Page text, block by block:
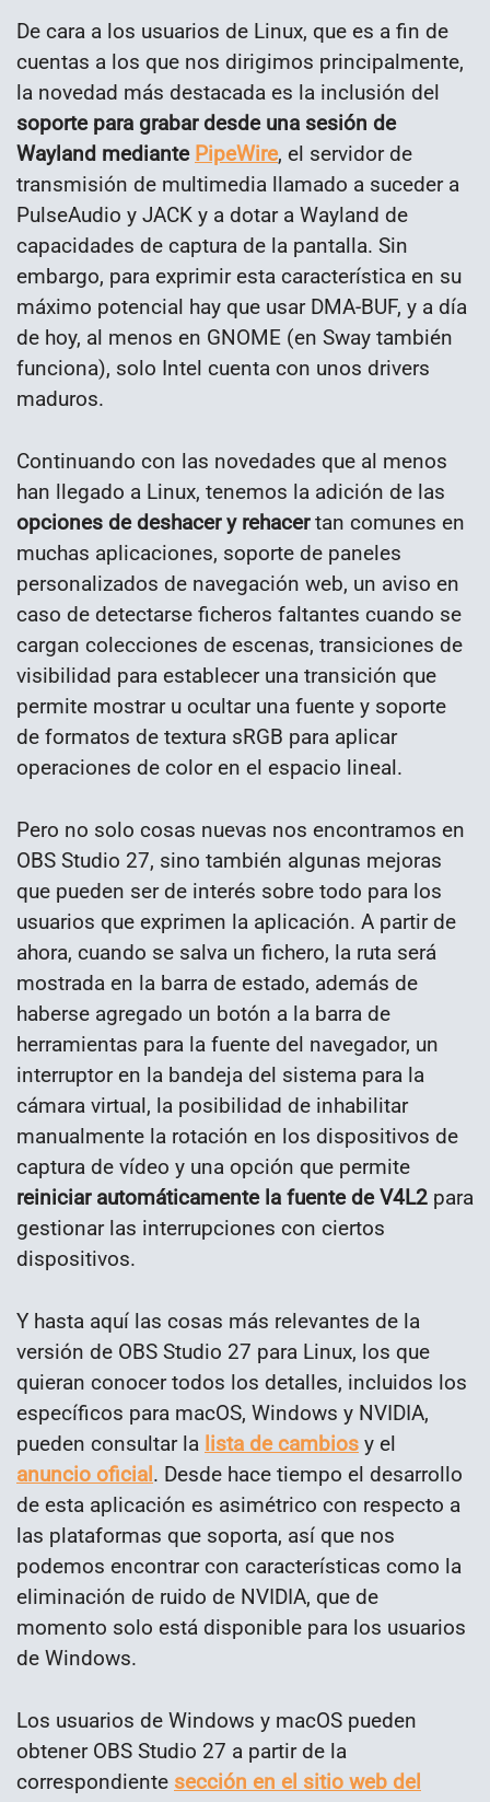
De cara a los usuarios de Linux, que es a fin de
cuentas a los que nos dirigimos principalmente,
la novedad más destacada es la inclusión del
soporte para grabar desde una sesión de
Wayland mediante PipeWire, el servidor de
transmisión de multimedia llamado a suceder a
PulseAudio y JACK y a dotar a Wayland de
capacidades de captura de la pantalla. Sin
embargo, para exprimir esta característica en su
máximo potencial hay que usar DMA-BUF, y a día
de hoy, al menos en GNOME (en Sway también
funciona), solo Intel cuenta con unos drivers
maduros.
Continuando con las novedades que al menos
han llegado a Linux, tenemos la adición de las
opciones de deshacer y rehacertan comunes en
muchas aplicaciones, soporte de paneles
personalizados de navegación web, un aviso en
caso de detectarse ficheros faltantes cuando se
cargan colecciones de escenas, transiciones de
visibilidad para establecer una transición que
permite mostrar u ocultar una fuente y soporte
de formatos de textura sRGB para aplicar
operaciones de color en el espacio lineal.
Pero no solo cosas nuevas nos encontramos en
OBS Studio 27, sino también algunas mejoras
que pueden ser de interés sobre todo para los
usuarios que exprimen la aplicación. A partir de
ahora, cuando se salva un fichero, la ruta será
mostrada en la barra de estado, además de
haberse agregado un botón a la barra de
herramientas para la fuente del navegador, un
interruptor en la bandeja del sistema para la
cámara virtual, la posibilidad de inhabilitar
manualmente la rotación en los dispositivos de
captura de vídeo y una opción que permite
reiniciar automáticamente la fuente de V4L2 para
gestionar las interrupciones con ciertos
dispositivos.
Y hasta aquí las cosas más relevantes de la
versión de OBS Studio 27 para Linux, los que
quieran conocer todos los detalles, incluidos los
específicos para macOS, Windows y NVIDIA,
pueden consultar la lista de cambios y el
anuncio oficial. Desde hace tiempo el desarrollo
de esta aplicación es asimétrico con respecto a
las plataformas que soporta, así que nos
podemos encontrar con características como la
eliminación de ruido de NVIDIA, que de
momento solo está disponible para los usuarios
de Windows.
Los usuarios de Windows y macOS pueden
obtener OBS Studio 27 a partir de la
correspondiente sección en el sitio web del